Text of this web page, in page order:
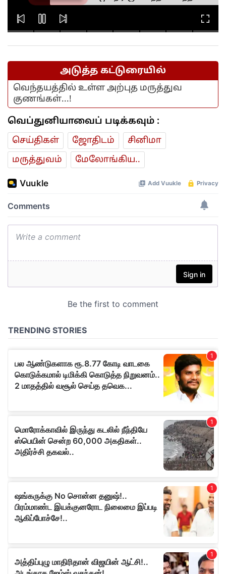
உண்ணாவிரத போராட்டத்தின்போது
பலமுறை ராகுல் காந்தியை சந்திக்க
அடுத்த கட்டுரையில்
வெந்தயத்தில் உள்ள அற்புத மருத்துவ
குணங்கள்...!
வெப்துனியாவைப் படிக்கவும் :
செய்திகள் ஜோ‌திட‌ம்
சினிமா
மரு‌த்துவ‌ம்
மேலோங்கிய..